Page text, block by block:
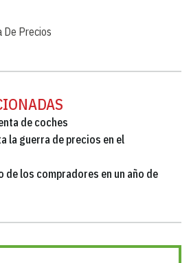
De Precios
de coches
la guerra de precios en el
de los compradores en un año de